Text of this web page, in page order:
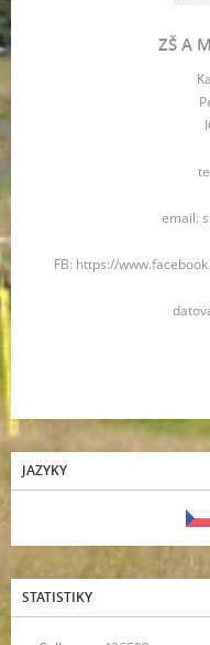
ZŠ A
email:
FB: https://
JAZYKY
STATISTIKY